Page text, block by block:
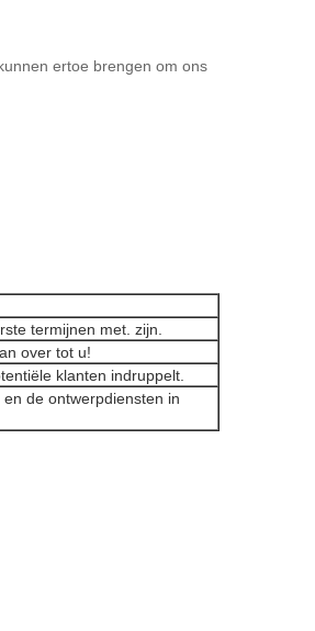
ertoe brengen om ons
termijnen met. zijn.
over tot u!
klanten indruppelt.
de ontwerpdiensten in